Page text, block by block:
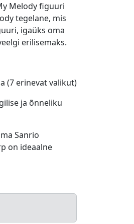
Melody figuuri
tegelane, mis
igaüks oma
erilisemaks.
(7 erinevat valikut)
ja õnneliku
Sanrio
on ideaalne